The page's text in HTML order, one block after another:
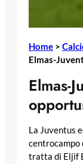
Home >
Elmas-
Elmas-
La Juventus
centrocampo
tratta di Eljif